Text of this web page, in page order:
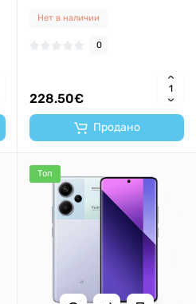
Нет в наличии
0
228.50€
Продано
Топ